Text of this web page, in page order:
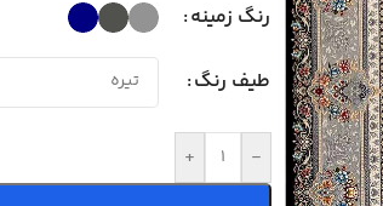
رنگ زمینه
طیف رنگ
-
+